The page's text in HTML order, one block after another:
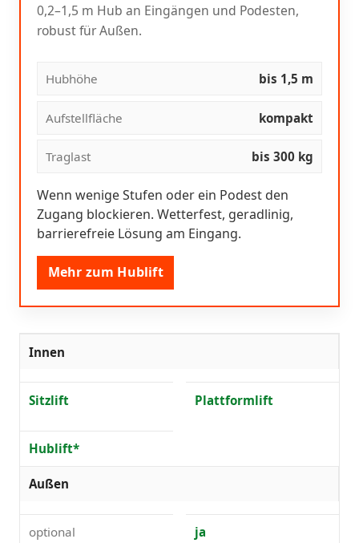
0,2–1,5 m Hub an Eingängen und Podesten,
robust für Außen.
Hubhöhe bis 1,5 m
Aufstellfläche kompakt
Traglast bis 300 kg
Wenn wenige Stufen oder ein Podest den
Zugang blockieren. Wetterfest, geradlinig,
barrierefreie Lösung am Eingang.
Mehr zum Hublift
Innen
Sitzlift Plattformlift
Hublift*
Außen
optional ja